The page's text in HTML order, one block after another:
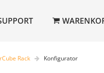
Rack Konfigurator